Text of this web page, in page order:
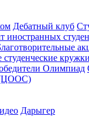
Дебатный клуб
иностранных
кружки
Олимпиад
(ЦООС)
Дарыгер